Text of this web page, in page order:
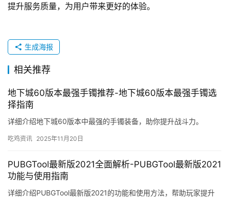
提升服务质量，为用户带来更好的体验。
生成海报
相关推荐
地下城60版本最强手镯推荐-地下城60版本最强手镯选
择指南
详细介绍地下城60版本中最强的手镯装备，助你提升战斗力。
吃鸡资讯 2025年11月20日
PUBGTool最新版2021全面解析-PUBGTool最新版2021
功能与使用指南
详细介绍PUBGTool最新版2021的功能和使用方法，帮助玩家提升